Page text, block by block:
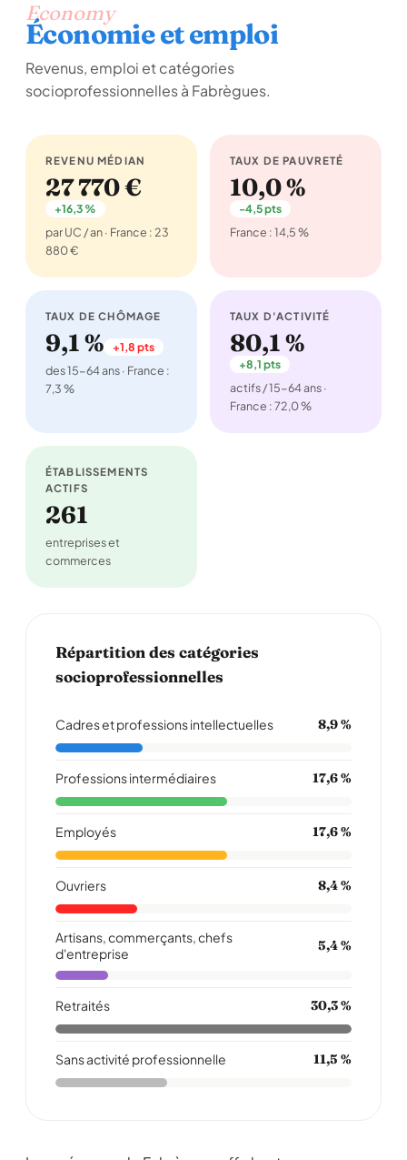
Economy
Économie et emploi
Revenus, emploi et catégories
socioprofessionnelles à Fabrègues.
REVENU MÉDIAN
27 770 €
+16,3 %
par UC / an · France : 23
880 €
TAUX DE PAUVRETÉ
10,0 %
-4,5 pts
France : 14,5 %
TAUX DE CHÔMAGE
9,1 % +1,8 pts
des 15-64 ans · France :
7,3 %
TAUX D'ACTIVITÉ
80,1 %
+8,1 pts
actifs / 15-64 ans ·
France : 72,0 %
ÉTABLISSEMENTS
ACTIFS
261
entreprises et
commerces
Répartition des catégories
socioprofessionnelles
Cadres et professions intellectuelles 8,9 %
Professions intermédiaires 17,6 %
Employés 17,6 %
Ouvriers 8,4 %
Artisans, commerçants, chefs
d'entreprise
5,4 %
Retraités 30,3 %
Sans activité professionnelle 11,5 %